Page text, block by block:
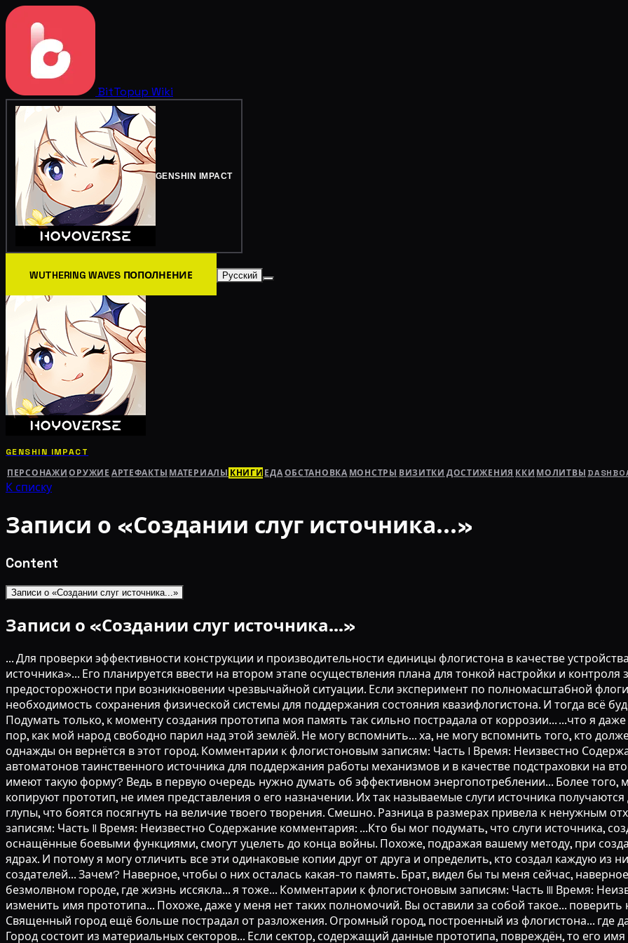
BitTopup Wiki
GENSHIN IMPACT
WUTHERING WAVES ПОПОЛНЕНИЕ Русский
GENSHIN IMPACT
ПЕРСОНАЖИ ОРУЖИЕ АРТЕФАКТЫ МАТЕРИАЛЫ КНИГИ ЕДАОБСТАНОВКА МОНСТРЫ ВИЗИТКИ ДОСТИЖЕНИЯ ККИ МОЛИТВЫ
К списку
Записи о «Создании слуг источника...»
Content
Записи о «Создании слуг источника...»
Записи о «Создании слуг источника...»
... Для проверки эффективности конструкции и производительности единицы флогистона в качестве
источника»... Его планируется ввести на втором этапе осуществления плана для тонкой настройки и
предосторожности при возникновении чрезвычайной ситуации. Если эксперимент по полномасштабной
необходимость сохранения физической системы для поддержания состояния квазифлогистона. И тогда всё
Подумать только, к моменту создания прототипа моя память так сильно пострадала от коррозии... ...что я
пор, как мой народ свободно парил над этой землёй. Не могу вспомнить... ха, не могу вспомнить того, кто
однажды он вернётся в этот город. Комментарии к флогистоновым записям: Часть I Время: Неизвестно
автоматонов таинственного источника для поддержания работы механизмов и в качестве подстраховки на
имеют такую форму? Ведь в первую очередь нужно думать об эффективном энергопотреблении... Более
копируют прототип, не имея представления о его назначении. Их так называемые слуги источника
глупы, что боятся посягнуть на величие твоего творения. Смешно. Разница в размерах привела к ненужным
записям: Часть II Время: Неизвестно Содержание комментария: ...Кто бы мог подумать, что слуги источника,
оснащённые боевыми функциями, смогут уцелеть до конца войны. Похоже, подражая вашему методу, при
ядрах. И потому я могу отличить все эти одинаковые копии друг от друга и определить, кто создал каждую из
создателей... Зачем? Наверное, чтобы о них осталась какая-то память. Брат, видел бы ты меня сейчас,
безмолвном городе, где жизнь иссякла... я тоже... Комментарии к флогистоновым записям: Часть III Время:
изменить имя прототипа... Похоже, даже у меня нет таких полномочий. Вы оставили за собой такое...
Священный город ещё больше пострадал от разложения. Огромный город, построенный из флогистона... где
Город состоит из материальных секторов... Если сектор, содержащий данные прототипа, повреждён, то его